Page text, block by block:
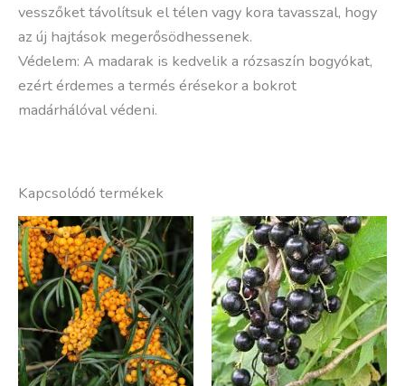
vesszőket távolítsuk el télen vagy kora tavasszal, hogy
az új hajtások megerősödhessenek.
Védelem: A madarak is kedvelik a rózsaszín bogyókat,
ezért érdemes a termés érésekor a bokrot
madárhálóval védeni.
Kapcsolódó termékek